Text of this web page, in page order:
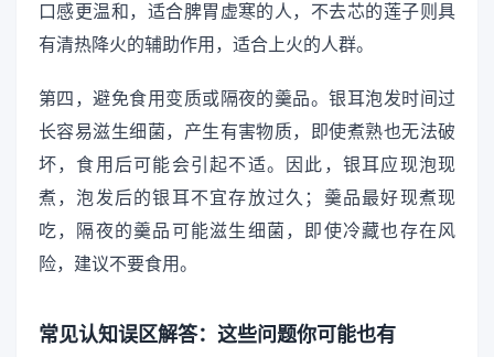
口感更温和，适合脾胃虚寒的人，不去芯的莲子则具
有清热降火的辅助作用，适合上火的人群。
第四，避免食用变质或隔夜的羹品。银耳泡发时间过
长容易滋生细菌，产生有害物质，即使煮熟也无法破
坏，食用后可能会引起不适。因此，银耳应现泡现
煮，泡发后的银耳不宜存放过久；羹品最好现煮现
吃，隔夜的羹品可能滋生细菌，即使冷藏也存在风
险，建议不要食用。
常见认知误区解答：这些问题你可能也有